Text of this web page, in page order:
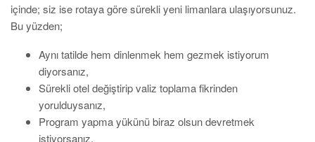
içinde; siz ise rotaya göre sürekli yeni limanlara ulaşıyorsunuz.
Bu yüzden;
Aynı tatilde hem dinlenmek hem gezmek istiyorum
diyorsanız,
Sürekli otel değiştirip valiz toplama fikrinden
yorulduysanız,
Program yapma yükünü biraz olsun devretmek
istiyorsanız,